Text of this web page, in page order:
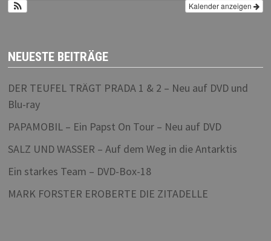
Kalender anzeigen
NEUESTE BEITRÄGE
DER TEUFEL TRÄGT PRADA 1 & 2 – Neu auf DVD und
Blu-ray
PAPAMOBIL – Ein Papst On Tour – Neu auf DVD
SALZ UND WASSER – Auf dem Weg in die Antarktis
Ein starkes Team – DVD-Box-18
MARK FORSTER EROBERTE DIE ZITADELLE